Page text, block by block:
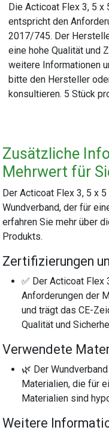
Die Acticoat Flex 3, 5
entspricht den
2017/745. Der
eine hohe Qualität und
weitere Informationen
bitte den Hersteller
konsultieren. 5 Stück
Zusätzliche
Mehrwert für
Der Acticoat Flex 3, 5 x
Wundverband, der für
erfahren Sie mehr über
Produkts.
Zertifizierungen
✅ Der Acticoat Flex
Anforderungen der
und trägt das CE-
Qualität und
Verwendete
🌿 Der
Materialien, die für
Materialien sind
Weitere